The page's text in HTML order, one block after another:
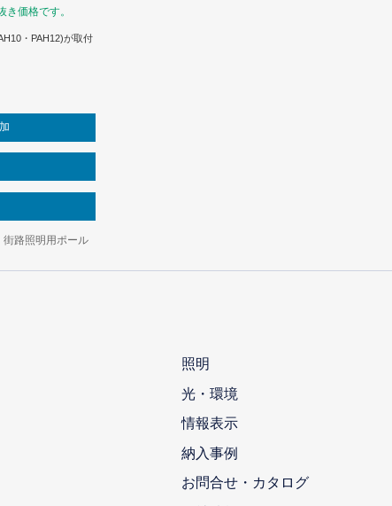
価格です。
・PAH12)が取付
街路照明用ポール
照明
光・環境
情報表示
納入事例
お問合せ・カタログ